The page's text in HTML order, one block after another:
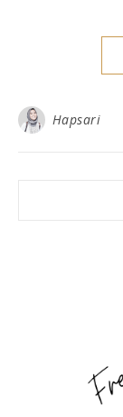
Hapsari